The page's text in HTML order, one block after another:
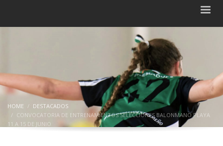
HOME
DESTACADOS
CONVOCATORIA DE ENTRENAMIENTOS SELECCIONES BALONMANO PLAYA
11 A 15 DE JUNIO